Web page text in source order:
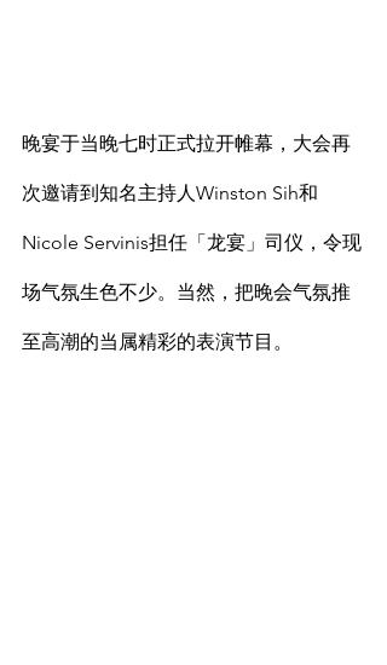
晚宴于当晚七时正式拉开帷幕，大会再
次邀请到知名主持人Winston Sih和
Nicole Servinis担任「龙宴」司仪，令现
场气氛生色不少。当然，把晚会气氛推
至高潮的当属精彩的表演节目。